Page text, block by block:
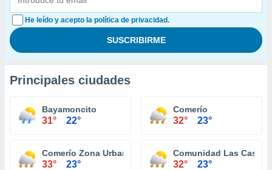
He leído y acepto la política de privacidad.
Principales ciudades
Bayamoncito
31° 22°
Comerío
32° 23°
Comerío Zona Urbana
33° 23°
Comunidad Las Casitas
32° 23°